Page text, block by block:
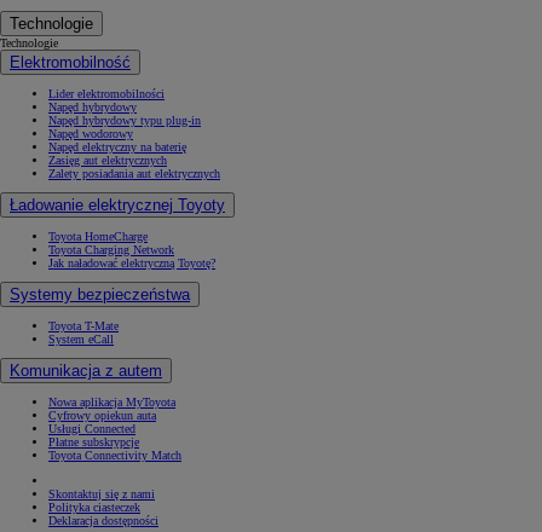
Technologie
Technologie
Elektromobilność
Lider elektromobilności
Napęd hybrydowy
Napęd hybrydowy typu plug-in
Napęd wodorowy
Napęd elektryczny na baterię
Zasięg aut elektrycznych
Zalety posiadania aut elektrycznych
Ładowanie elektrycznej Toyoty
Toyota HomeCharge
Toyota Charging Network
Jak naładować elektryczną Toyotę?
Systemy bezpieczeństwa
Toyota T-Mate
System eCall
Komunikacja z autem
Nowa aplikacja MyToyota
Cyfrowy opiekun auta
Usługi Connected
Płatne subskrypcje
Toyota Connectivity Match
Skontaktuj się z nami
Polityka ciasteczek
Deklaracja dostępności